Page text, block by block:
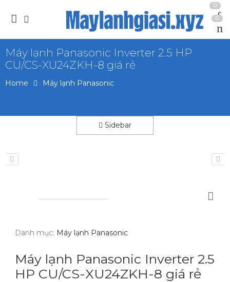
0
0
Máy lạnh Panasonic Inverter 2.5 HP
CU/CS-XU24ZKH-8 giá rẻ
Home Máy lạnh Panasonic
Sidebar
Danh mục: Máy lạnh Panasonic
Máy lạnh Panasonic Inverter 2.5
HP CU/CS-XU24ZKH-8 giá rẻ